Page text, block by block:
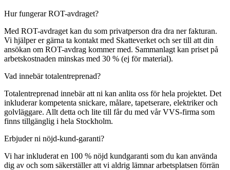
Hur fungerar ROT-avdraget?
Med ROT-avdraget kan du som privatperson dra dra ner fakturan.
Vi hjälper er gärna ta kontakt med Skatteverket och ser till att din
ansökan om ROT-avdrag kommer med. Sammanlagt kan priset på
arbetskostnaden minskas med 30 % (ej för material).
Vad innebär totalentreprenad?
Totalentreprenad innebär att ni kan anlita oss för hela projektet. Det
inkluderar kompetenta snickare, målare, tapetserare, elektriker och
golvläggare. Allt detta och lite till får du med vår VVS-firma som
finns tillgänglig i hela Stockholm.
Erbjuder ni nöjd-kund-garanti?
Vi har inkluderat en 100 % nöjd kundgaranti som du kan använda
dig av och som säkerställer att vi aldrig lämnar arbetsplatsen förrän